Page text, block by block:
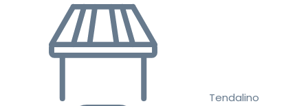
Tendalino